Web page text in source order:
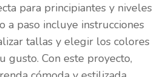
para principiantes y niveles
a paso incluye instrucciones
tallas y elegir los colores
gusto. Con este proyecto,